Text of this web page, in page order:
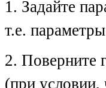
1. Задайте
т.е.
2. Поверните
(при условии,